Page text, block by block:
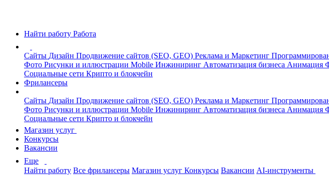
Найти работу Работа
Сайты Дизайн Продвижение сайтов (SEO, GEO) Реклама и Маркетинг
Фото Рисунки и иллюстрации Mobile Инжиниринг Автоматизация бизнеса Анимация
Социальные сети Крипто и блокчейн
Фрилансеры
Сайты Дизайн Продвижение сайтов (SEO, GEO) Реклама и Маркетинг
Фото Рисунки и иллюстрации Mobile Инжиниринг Автоматизация бизнеса Анимация
Социальные сети Крипто и блокчейн
Магазин услуг
Конкурсы
Вакансии
Еще
Найти работу Все фрилансеры Магазин услуг Конкурсы Вакансии AI-инструменты